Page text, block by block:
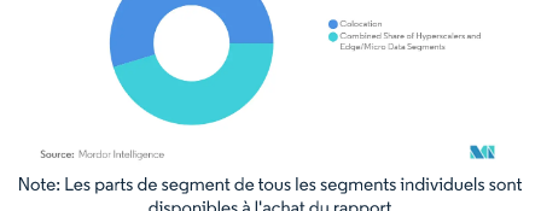
Image © Mordor Intelligence. La réutilisation nécessite une attribution sous CC BY